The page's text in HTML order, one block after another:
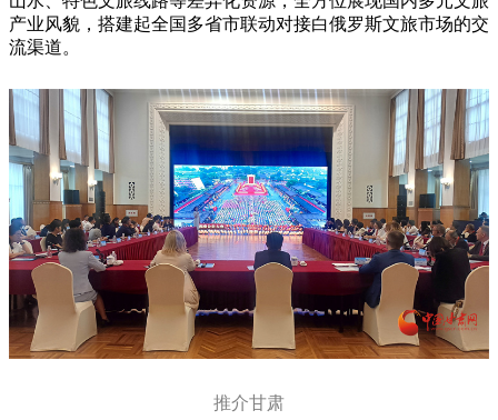
产业风貌，搭建起全国多省市联动对接白俄罗斯文旅市场的交
流渠道。
推介甘肃